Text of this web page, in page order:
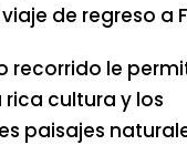
de regreso a
recorrido le
cultura y los
paisajes